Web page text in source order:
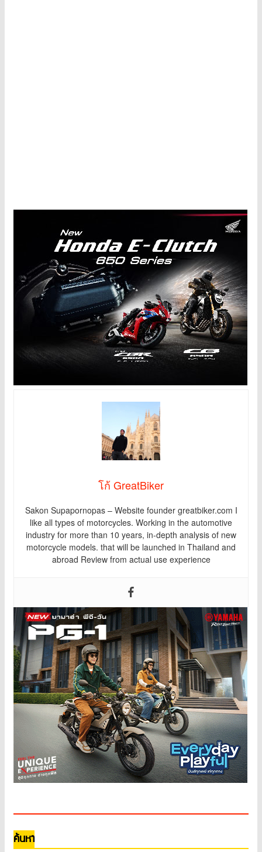
โก้ GreatBiker
Sakon Supapornopas – Website founder greatbiker.com I
like all types of motorcycles. Working in the automotive
industry for more than 10 years, in-depth analysis of new
motorcycle models. that will be launched in Thailand and
abroad Review from actual use experience
ค้นหา